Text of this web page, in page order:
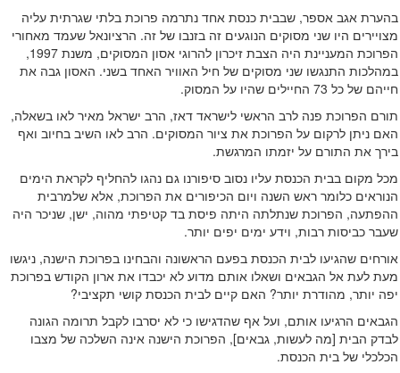
בהערת אגב אספר, שבבית כנסת אחד נתרמה פרוכת בלתי שגרתית עליה
מצויירים היו שני מסוקים הנוגעים זה בזנבו של זה. הרציונאל שעמד מאחורי
הפרוכת המעניינת היה הצבת זיכרון להרוגי אסון המסוקים, משנת 1997,
במהלכות התנגשו שני מסוקים של חיל האוויר האחד בשני. האסון גבה את
חייהם של כל 73 החיילים שהיו על המסוק.
תורם הפרוכת פנה לרב הראשי לישראד דאז, הרב ישראל מאיר לאו בשאלה,
האם ניתן לרקום על הפרוכת את ציור המסוקים. הרב לאו השיב בחיוב ואף
בירך את התורם על יזמתו המרגשת.
מכל מקום בבית הכנסת עליו נסוב סיפורנו גם נהגו להחליף לקראת הימים
הנוראים כלומר ראש השנה ויום הכיפורים את הפרוכת, אלא שלמרבית
ההפתעה, הפרוכת שנתלתה היתה פיסת בד קטיפתי מהוה, ישן, שניכר היה
שעבר כביסות רבות, וידע ימים יפים יותר.
אורחים שהגיעו לבית הכנסת בפעם הראשונה והבחינו בפרוכת הישנה, ניגשו
מעת לעת אל הגבאים ושאלו אותם מדוע לא יכבדו את ארון הקודש בפרוכת
יפה יותר, מהודרת יותר? האם קיים לבית הכנסת קושי תקציבי?
הגבאים הרגיעו אותם, ועל אף שהדגישו כי לא יסרבו לקבל תרומה הגונה
לבדק הבית [מה לעשות, גבאים], הפרוכת הישנה אינה השלכה של מצבו
הכלכלי של בית הכנסת.